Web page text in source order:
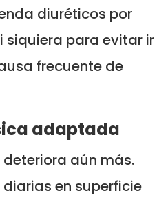
diuréticos por
siquiera para evitar ir
frecuente de
adaptada
aún más.
en superficie